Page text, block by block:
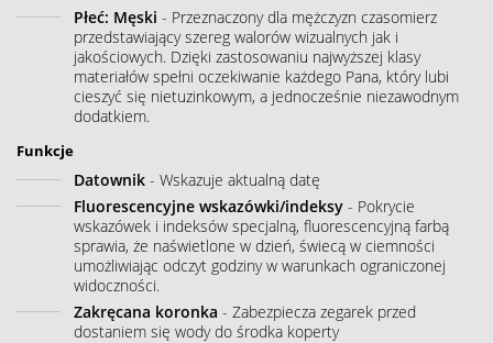
Płeć: Męski - Przeznaczony dla mężczyzn czasomierz
przedstawiający szereg walorów wizualnych jak i
jakościowych. Dzięki zastosowaniu najwyższej klasy
materiałów spełni oczekiwanie każdego Pana, który lubi
cieszyć się nietuzinkowym, a jednocześnie niezawodnym
dodatkiem.
Funkcje
Datownik - Wskazuje aktualną datę
Fluorescencyjne wskazówki/indeksy - Pokrycie
wskazówek i indeksów specjalną, fluorescencyjną farbą
sprawia, że naświetlone w dzień, świecą w ciemności
umożliwiając odczyt godziny w warunkach ograniczonej
widoczności.
Zakręcana koronka - Zabezpiecza zegarek przed
dostaniem się wody do środka koperty